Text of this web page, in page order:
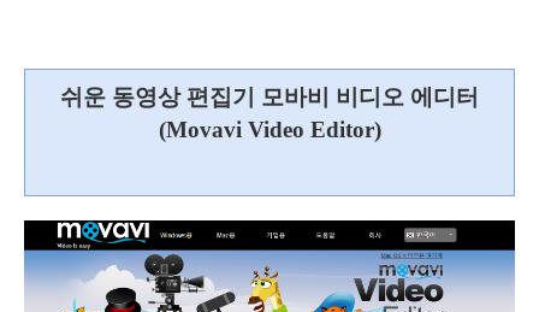
쉬운 동영상 편집기 모바비 비디오 에디터
(Movavi Video Editor)